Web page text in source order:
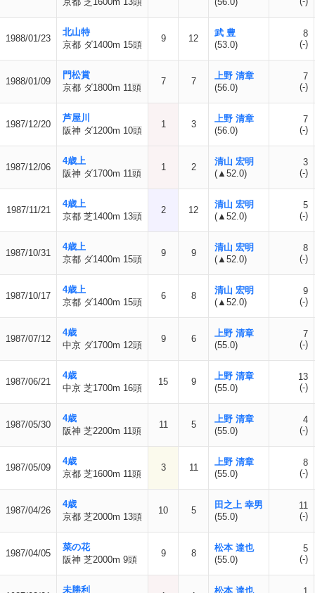
1988/01/23
北山特
京都 ダ1400m 15頭
9 12
武 豊
(53.0)
8
(-)
1988/01/09
門松賞
京都 ダ1800m 11頭
7 7
上野 清章
(56.0)
7
(-)
1987/12/20
芦屋川
阪神 ダ1200m 10頭
1 3
上野 清章
(56.0)
7
(-)
1987/12/06
4歳上
阪神 ダ1700m 11頭
1 2
清山 宏明
(▲52.0)
3
(-)
1987/11/21
4歳上
京都 芝1400m 13頭
2 12
清山 宏明
(▲52.0)
5
(-)
1987/10/31
4歳上
京都 ダ1400m 15頭
9 9
清山 宏明
(▲52.0)
8
(-)
1987/10/17
4歳上
京都 ダ1400m 15頭
6 8
清山 宏明
(▲52.0)
9
(-)
1987/07/12
4歳
中京 ダ1700m 12頭
9 6
上野 清章
(55.0)
7
(-)
1987/06/21
4歳
中京 芝1700m 16頭
15 9
上野 清章
(55.0)
13
(-)
1987/05/30
4歳
阪神 芝2200m 11頭
11 5
上野 清章
(55.0)
4
(-)
1987/05/09
4歳
京都 芝1600m 11頭
3 11
上野 清章
(55.0)
8
(-)
1987/04/26
4歳
京都 芝2000m 13頭
10 5
田之上 幸男
(55.0)
11
(-)
1987/04/05
菜の花
阪神 芝2000m 9頭
9 8
松本 達也
(55.0)
5
(-)
未勝利
松本 達也